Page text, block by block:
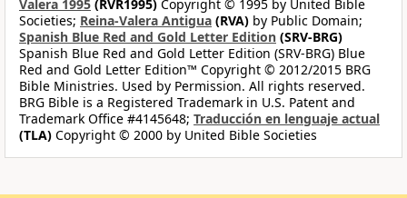
Valera 1995 (RVR1995) Copyright © 1995 by United Bible
Societies; Reina-Valera Antigua (RVA) by Public Domain;
Spanish Blue Red and Gold Letter Edition (SRV-BRG)
Spanish Blue Red and Gold Letter Edition (SRV-BRG) Blue
Red and Gold Letter Edition™ Copyright © 2012/2015 BRG
Bible Ministries. Used by Permission. All rights reserved.
BRG Bible is a Registered Trademark in U.S. Patent and
Trademark Office #4145648; Traducción en lenguaje actual
(TLA) Copyright © 2000 by United Bible Societies